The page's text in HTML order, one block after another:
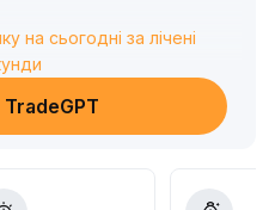
оскільки обсяги торгів не
ситуація з
— це несе ризик
.
інакше – суворо
на сьогодні за лічені